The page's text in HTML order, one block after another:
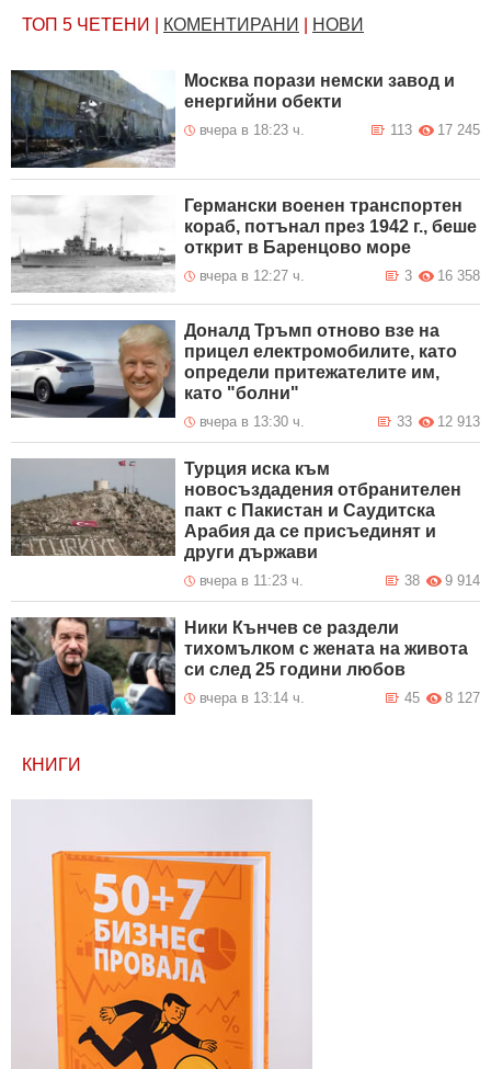
ТОП 5 ЧЕТЕНИ КОМЕНТИРАНИ НОВИ
Москва порази немски завод и
енергийни обекти
вчера в 18:23 ч. 17 245
113
Германски военен транспортен
кораб, потънал през 1942 г., беше
открит в Баренцово море
вчера в 12:27 ч. 16 358
3
Доналд Тръмп отново взе на
прицел електромобилите, като
определи притежателите им,
като "болни"
вчера в 13:30 ч. 12 913
33
Турция иска към
новосъздадения отбранителен
пакт с Пакистан и Саудитска
Арабия да се присъединят и
други държави
вчера в 11:23 ч. 9 914
38
Ники Кънчев се раздели
тихомълком с жената на живота
си след 25 години любов
вчера в 13:14 ч. 8 127
45
КНИГИ